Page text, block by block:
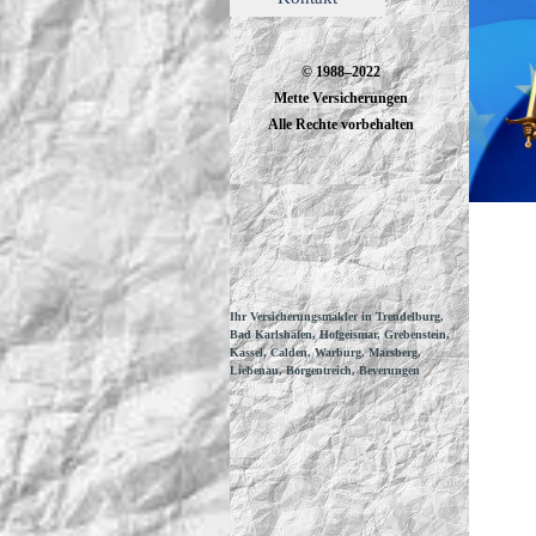
© 1988–2022
Mette Versicherungen
Alle Rechte vorbehalten
Ihr Versicherungsmakler in Trendelburg,
Bad Karlshafen, Hofgeismar, Grebenstein,
Kassel, Calden, Warburg, Marsberg,
Liebenau, Borgentreich, Beverungen